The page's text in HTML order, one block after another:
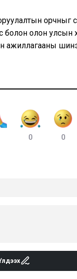
орчныг
болон олон улсын
ажиллагааны
0 0